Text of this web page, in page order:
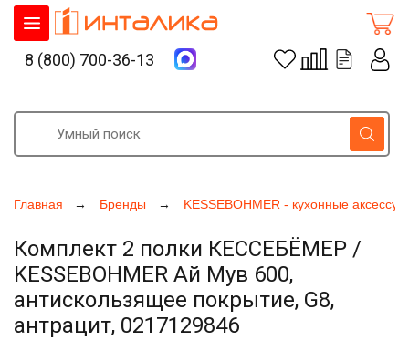
Главная Бренды KESSEBOHMER - кухонные
Комплект 2 полки КЕССЕБЁМЕР /
KESSEBOHMER Ай Мув 600,
антискользящее покрытие, G8,
антрацит, 0217129846
8 (800) 700-36-13